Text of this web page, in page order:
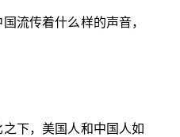
流传着什么样的声音，
下，美国人和中国人如